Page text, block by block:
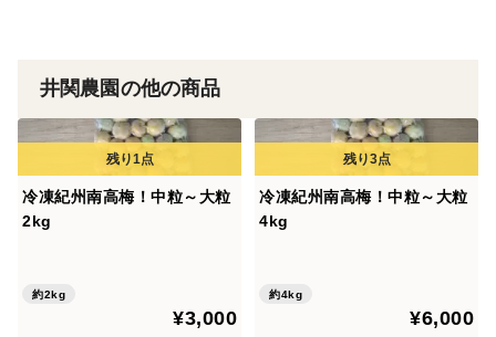
・賞味期限 製造日より１年間(未開封)
※ 開封前は、直射日光を避け冷暗所で保存してくださ
い。
井関農園の他の商品
冷凍紀州南高梅！中粒～大粒
2kg
約2kg
¥3,000
冷凍紀州南高梅！中粒～大粒
4kg
約4kg
¥6,000